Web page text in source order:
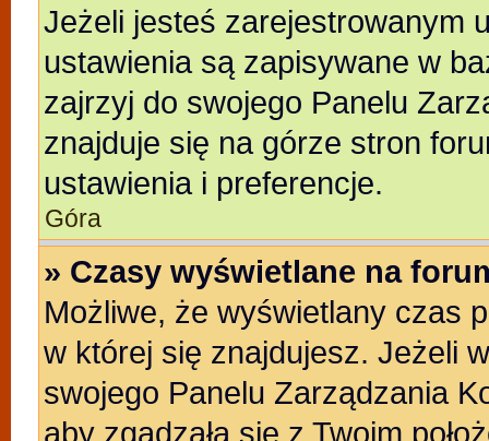
Jeżeli jesteś zarejestrowanym
ustawienia są zapisywane w
zajrzyj do swojego Panelu
znajduje się na górze stron
ustawienia i preferencje.
Góra
» Czasy wyświetlane na
Możliwe, że wyświetlany czas
w której się znajdujesz. Jeżeli
swojego Panelu Zarządzania
aby zgadzała się z Twoim